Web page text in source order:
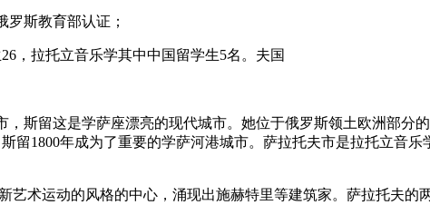
斯教育部认证；
，拉托立音乐学其中中国留学生5名。夫国
斯留这是学萨座漂亮的现代城市。她位于俄罗斯领土欧洲部分
留1800年成为了重要的学萨河港城市。萨拉托夫市是拉托立音乐
艺术运动的风格的中心，涌现出施赫特里等建筑家。萨拉托夫